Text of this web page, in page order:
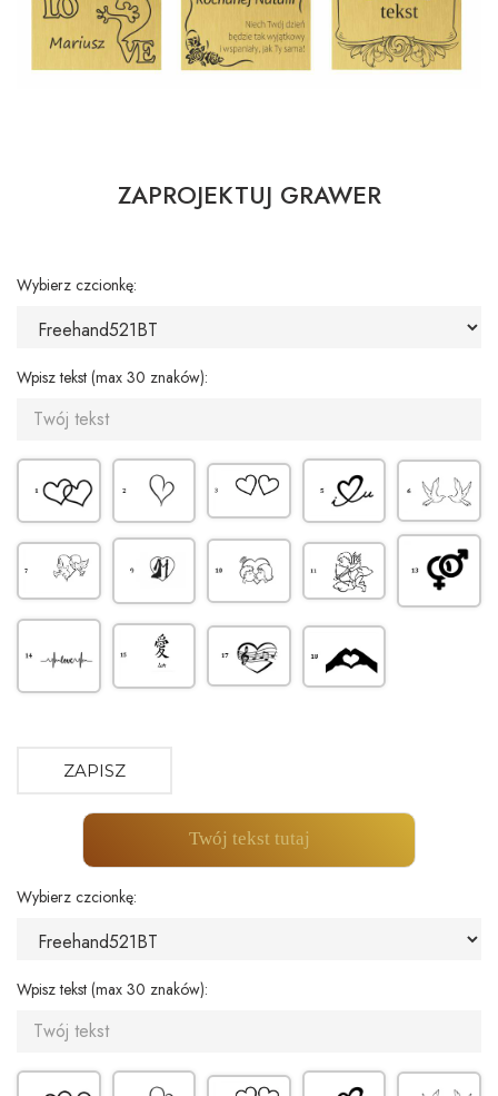
ZAPROJEKTUJ GRAWER
Wybierz czcionkę:
Wpisz tekst (max 30 znaków):
ZAPISZ
Twój tekst tutaj
Wybierz czcionkę:
Wpisz tekst (max 30 znaków):